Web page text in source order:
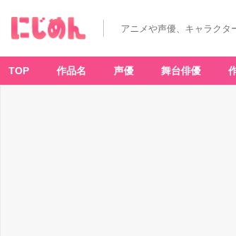
アニメや声優、キャラクタ
TOP 作品名 声優 舞台俳優